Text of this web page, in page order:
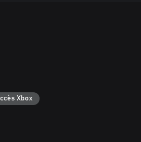
Xbox